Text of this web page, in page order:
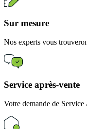
Sur mesure
Nos experts vous
Service après-vente
Votre demande de